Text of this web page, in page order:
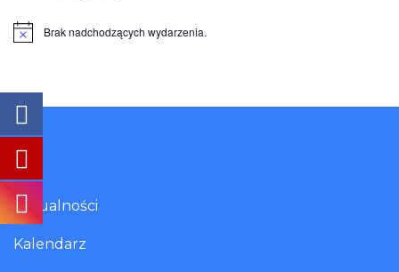
Powiadomienie
Brak nadchodzących wydarzenia.
Aktualności
Kalendarz